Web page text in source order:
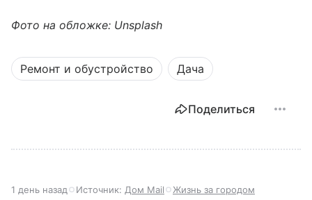
Фото на обложке: Unsplash
Ремонт и обустройство Дача
Поделиться
1 день назад Источник: Дом Mail Жизнь за городом